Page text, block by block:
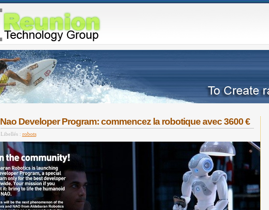
Nao Developer Program: commencez la robotique avec 3600 €
Libellés : robots